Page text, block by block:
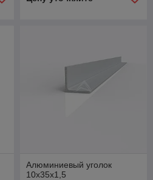
Алюминиевый уголок
10x35x1,5